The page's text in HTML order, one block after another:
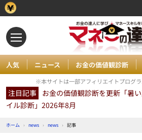
人気 ニュース お金の価値観診断
※本サイトは一部アフィリエイトプログ
注目記事 お金の価値観診断を更新「暑
イル診断」2026年8月
ホーム › news › news › 記事